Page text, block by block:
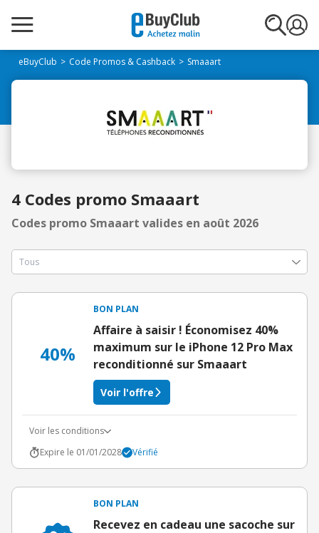
eBuyClub Code Promos & Cashback Smaaart
4 Codes promo Smaaart
Codes promo Smaaart valides en août 2026
40%
BON PLAN
Affaire à saisir ! Économisez 40%
maximum sur le iPhone 12 Pro Max
reconditionné sur Smaaart
Voir l'offre
Voir les conditions
Expire le 01/01/2028
Vérifié
BON PLAN
Recevez en cadeau une sacoche sur